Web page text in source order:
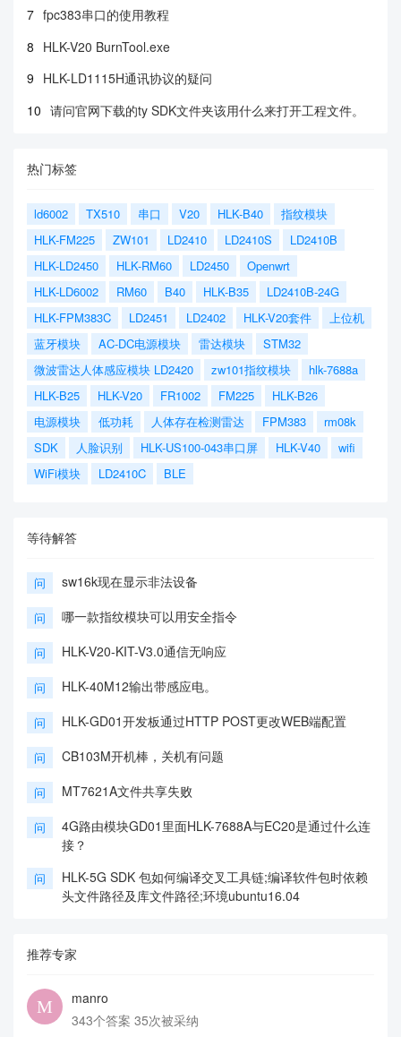
7 fpc383串口的使用教程
8 HLK-V20 BurnTool.exe
9 HLK-LD1115H通讯协议的疑问
10 请问官网下载的ty SDK文件夹该用什么来打开工程文件。
热门标签
ld6002 TX510 串口 V20 HLK-B40
指纹模块
HLK-FM225
ZW101 LD2410 LD2410S
LD2410B
HLK-LD2450
HLK-RM60 LD2450
Openwrt
HLK-LD6002
RM60 B40 HLK-B35
LD2410B-24G
HLK-FPM383C
LD2451 LD2402 HLK-V20套件
上位机
蓝牙模块
AC-DC电源模块 雷达模块
STM32
微波雷达人体感应模块 LD2420
zw101指纹模块
hlk-7688a
HLK-B25
HLK-V20 FR1002 FM225
HLK-B26
电源模块
低功耗 人体存在检测雷达 FPM383
rm08k
SDK
人脸识别 HLK-US100-043串口屏 HLK-V40
wifi
WiFi模块
LD2410C BLE
等待解答
问 sw16k现在显示非法设备
问 哪一款指纹模块可以用安全指令
问 HLK-V20-KIT-V3.0通信无响应
问 HLK-40M12输出带感应电。
问 HLK-GD01开发板通过HTTP POST更改WEB端配置
问 CB103M开机棒，关机有问题
问 MT7621A文件共享失败
问
4G路由模块GD01里面HLK-7688A与EC20是通过什么连
接？
问
HLK-5G SDK 包如何编译交叉工具链;编译软件包时依赖
头文件路径及库文件路径;环境ubuntu16.04
推荐专家
manro
343个答案 35次被采纳